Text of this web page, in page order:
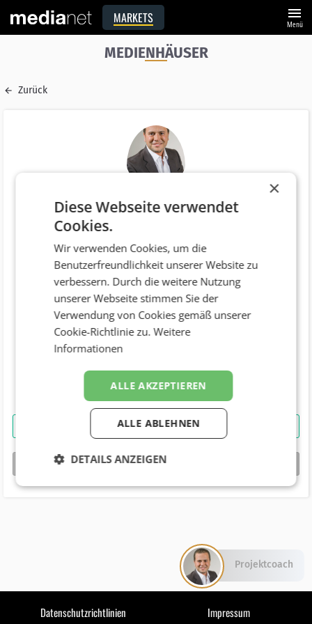
MARKETS menu
Menü
MEDIENHÄUSER
Zurück
Name
Dipl. BW Bernhard Gily Akad. M&S
E-Mail
b.gily@medianet.at
Funktion
Verlagsleiter
Telefonnummer
Dipl. BW Bernhard Gily Akad. M&S
bizbook-Profil vonDipl. BW Bernhard Gily Akad. M&S
Datenschutzrichtlinien Impressum
×
Diese Webseite verwendet
Cookies.
Wir verwenden Cookies, um die
Benutzerfreundlichkeit unserer Website zu
verbessern. Durch die weitere Nutzung
unserer Webseite stimmen Sie der
Verwendung von Cookies gemäß unserer
Cookie-Richtlinie zu.Weitere
Informationen
ALLE AKZEPTIEREN
ALLE ABLEHNEN
DETAILS ANZEIGEN
Projektcoach